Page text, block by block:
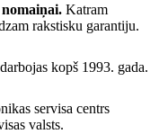
Katram
rakstisku garantiju.
kopš 1993. gada.
servisa centrs
valsts.